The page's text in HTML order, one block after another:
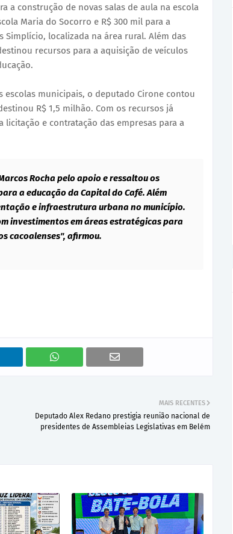
a construção de novas salas de aula na escola
Maria do Socorro e R$ 300 mil para a
Simplício, localizada na área rural. Além das
recursos para a aquisição de veículos
escolas municipais, o deputado Cirone contou
R$ 1,5 milhão. Com os recursos já
e contratação das empresas para a
Rocha pelo apoio e ressaltou os
a educação da Capital do Café. Além
e infraestrutura urbana no município.
investimentos em áreas estratégicas para
cacoalenses", afirmou.
MAIS RECENTES
Deputado Alex Redano prestigia reunião nacional de
presidentes de Assembleias Legislativas em Belém